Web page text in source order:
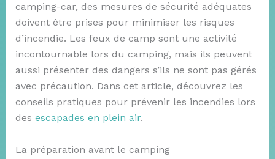
camping-car, des mesures de sécurité adéquates
doivent être prises pour minimiser les risques
d’incendie. Les feux de camp sont une activité
incontournable lors du camping, mais ils peuvent
aussi présenter des dangers s’ils ne sont pas gérés
avec précaution. Dans cet article, découvrez les
conseils pratiques pour prévenir les incendies lors
des escapades en plein air.
La préparation avant le camping